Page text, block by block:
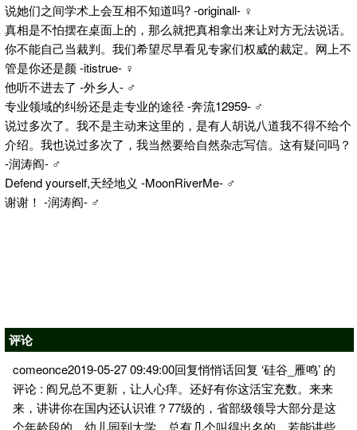
说她们之间学术上会互相不知道吗? -originall- ♀
真相是不怕摆在桌面上的，那么就把真相拿出来让对方无法说话。
你不能自己当裁判。我们希望尽早看见专家们权威的裁定。网上不
管是你还是颜 -itistrue- ♀
他听不进去了 -外乡人- ♂
专业领域的纠纷还是走专业的途径 -奔流12959- ♂
说过多次了。我不是主动来这里的，是有人胡说八道我不得不给个
介绍。我也说过多次了，我当然要给自然杂志写信。这有疑问吗？
-润涛阎- ♂
Defend yourself,天经地义 -MoonRiverMe- ♂
谢谢！ -润涛阎- ♂
评论
comeonce2019-05-27 09:49:00回复悄悄话回复 ‘硅谷_雁鸣’ 的
评论 : 阎兄总不更新，让人心痒。还好有你这活宝充数。来来
来，讲讲你在国内还认识谁？77级的，省部级领导大部分是这
个年龄段的。幼儿园到大学，总有几个叫得出名的。若能讲些